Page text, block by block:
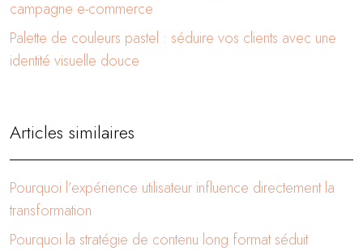
campagne e-commerce
Palette de couleurs pastel : séduire vos clients avec une
identité visuelle douce
Articles similaires
Pourquoi l’expérience utilisateur influence directement la
transformation
Pourquoi la stratégie de contenu long format séduit